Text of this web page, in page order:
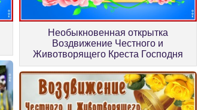
Необыкновенная открытка
Воздвижение Честного и
Животворящего Креста Господня